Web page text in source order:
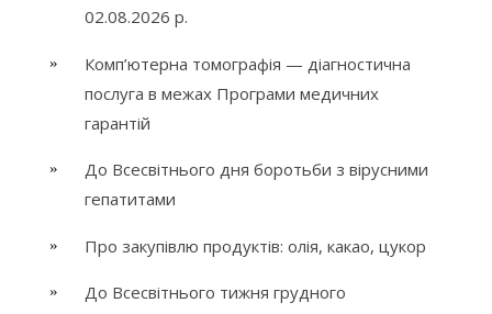
02.08.2026 р.
Комп’ютерна томографія — діагностична
послуга в межах Програми медичних
гарантій
До Всесвітнього дня боротьби з вірусними
гепатитами
Про закупівлю продуктів: олія, какао, цукор
До Всесвітнього тижня грудного